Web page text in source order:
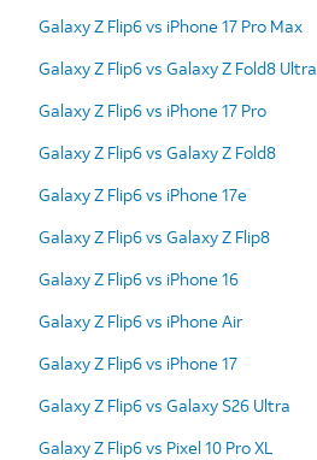
Galaxy Z Flip6 vs iPhone 17 Pro Max
Galaxy Z Flip6 vs Galaxy Z Fold8 Ultra
Galaxy Z Flip6 vs iPhone 17 Pro
Galaxy Z Flip6 vs Galaxy Z Fold8
Galaxy Z Flip6 vs iPhone 17e
Galaxy Z Flip6 vs Galaxy Z Flip8
Galaxy Z Flip6 vs iPhone 16
Galaxy Z Flip6 vs iPhone Air
Galaxy Z Flip6 vs iPhone 17
Galaxy Z Flip6 vs Galaxy S26 Ultra
Galaxy Z Flip6 vs Pixel 10 Pro XL